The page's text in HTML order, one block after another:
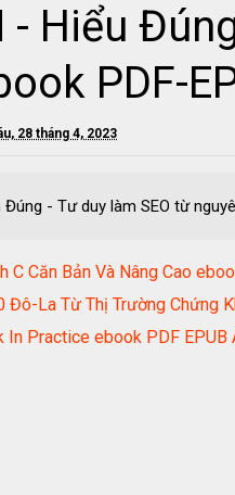
- Hiểu
PDF-
28 tháng 4, 2023
Đúng - Tư duy làm SEO từ
C Căn Bản Và Nâng Cao
La Từ Thị Trường Chứng
In Practice ebook PDF EPUB